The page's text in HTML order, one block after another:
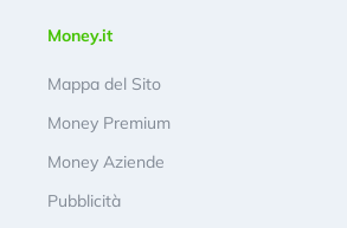
Money.it
Mappa del Sito
Money Premium
Money Aziende
Pubblicità